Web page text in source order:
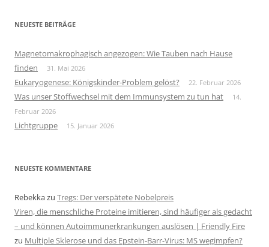
NEUESTE BEITRÄGE
Magnetomakrophagisch angezogen: Wie Tauben nach Hause
finden
31. Mai 2026
Eukaryogenese: Königskinder-Problem gelöst? 22. Februar 2026
Was unser Stoffwechsel mit dem Immunsystem zu tun hat
14.
Februar 2026
Lichtgruppe 15. Januar 2026
NEUESTE KOMMENTARE
Rebekkazu Tregs: Der verspätete Nobelpreis
Viren, die menschliche Proteine imitieren, sind häufiger als gedacht
– und können Autoimmunerkrankungen auslösen | Friendly Fire
zu Multiple Sklerose und das Epstein-Barr-Virus: MS wegimpfen?